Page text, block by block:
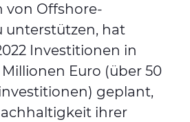
von Offshore-
unterstützen, hat
Investitionen in
Euro (über 50
geplant,
ihrer